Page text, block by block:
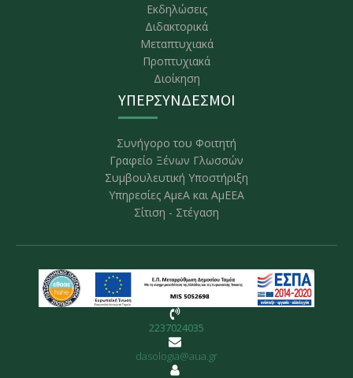
Εκδηλώσεις
Διδακτορικά
Μεταπτυχιακά
Προπτυχιακά
Διοίκηση
ΥΠΕΡΣΥΝΔΕΣΜΟΙ
Συνήγορο του Φοιτητή
Γραφείο Ξένων Γλωσσών
Συμβουλευτική Υποστήριξη
Υπηρεσίες ΑμεΑ και ΑμΕΕΑ
Σίτιση - Στέγαση
2237024035
dasologia@aua.gr